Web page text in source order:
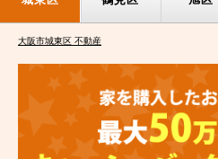
大阪市城東区 不動産